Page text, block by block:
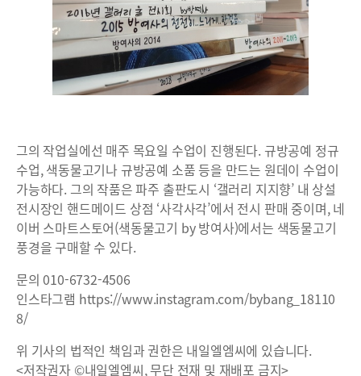
그의 작업실에선 매주 목요일 수업이 진행된다. 규방공예 정규
수업, 색동물고기나 규방공예 소품 등을 만드는 원데이 수업이
가능하다. 그의 작품은 파주 출판도시 ‘갤러리 지지향’ 내 상설
전시장인 핸드메이드 상점 ‘사각사각’에서 전시 판매 중이며, 네
이버 스마트스토어(색동물고기 by 방여사)에서는 색동물고기
풍경을 구매할 수 있다.
문의 010-6732-4506
인스타그램 https://www.instagram.com/bybang_18110
8/
위 기사의 법적인 책임과 권한은 내일엘엠씨에 있습니다.
<저작권자 ©내일엘엠씨, 무단 전재 및 재배포 금지>